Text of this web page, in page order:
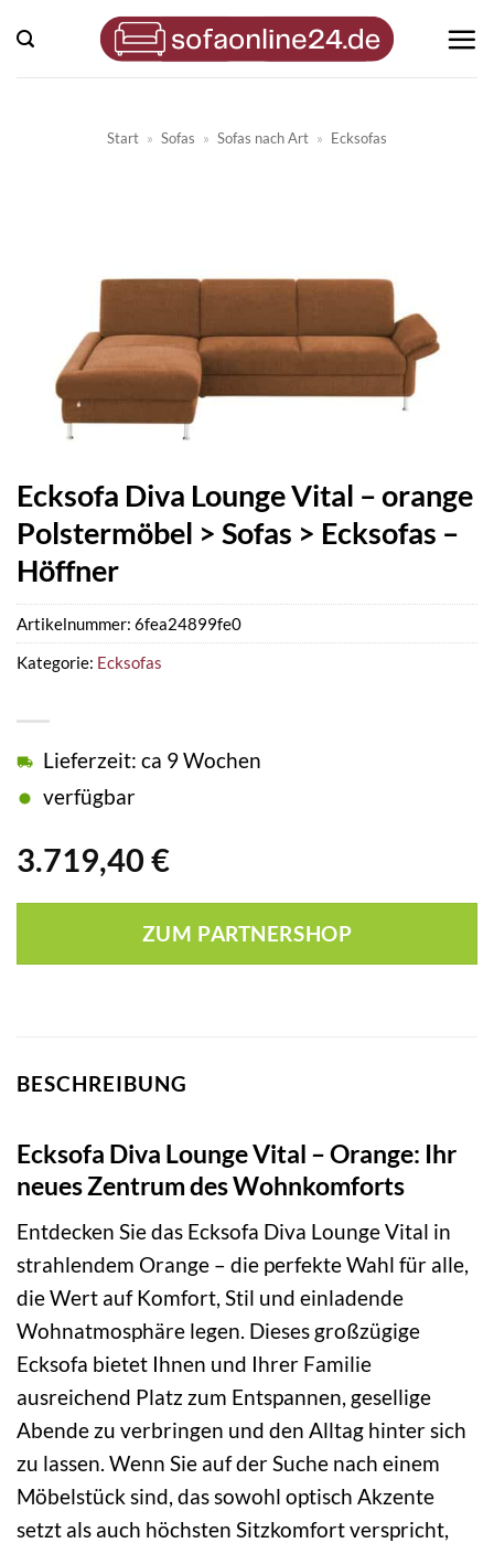
Inhalt
springen
Start » Sofas » Sofas nach Art » Ecksofas
Ecksofa Diva Lounge Vital – orange
Polstermöbel > Sofas > Ecksofas –
Höffner
3.719,40 €
Lieferzeit: ca 9 Wochen
verfügbar
ZUM PARTNERSHOP
Artikelnummer: 6fea24899fe0
Kategorie: Ecksofas
BESCHREIBUNG
Ecksofa Diva Lounge Vital – Orange: Ihr
neues Zentrum des Wohnkomforts
Entdecken Sie das Ecksofa Diva Lounge Vital in
strahlendem Orange – die perfekte Wahl für alle,
die Wert auf Komfort, Stil und einladende
Wohnatmosphäre legen. Dieses großzügige
Ecksofa bietet Ihnen und Ihrer Familie
ausreichend Platz zum Entspannen, gesellige
Abende zu verbringen und den Alltag hinter sich
zu lassen. Wenn Sie auf der Suche nach einem
Möbelstück sind, das sowohl optisch Akzente
setzt als auch höchsten Sitzkomfort verspricht,